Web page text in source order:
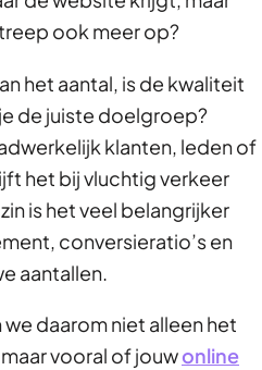
ook meer op?
het aantal, is de kwaliteit
de juiste doelgroep?
klanten, leden of
het bij vluchtig verkeer
is het veel belangrijker
conversieratio’s en
aantallen.
daarom niet alleen het
vooral of jouwonline